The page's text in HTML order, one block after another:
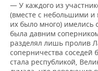
— У каждого из
(вместе с небольшими
их было много) имелись
была давним
разделял лишь пролив
соперничества
стала республикой,